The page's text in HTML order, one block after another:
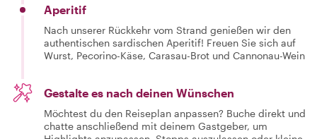
Aperitif
Nach unserer Rückkehr vom Strand genießen wir den
authentischen sardischen Aperitif! Freuen Sie sich auf
Wurst, Pecorino-Käse, Carasau-Brot und Cannonau-Wein
Gestalte es nach deinen Wünschen
Möchtest du den Reiseplan anpassen? Buche direkt und
chatte anschließend mit deinem Gastgeber, um